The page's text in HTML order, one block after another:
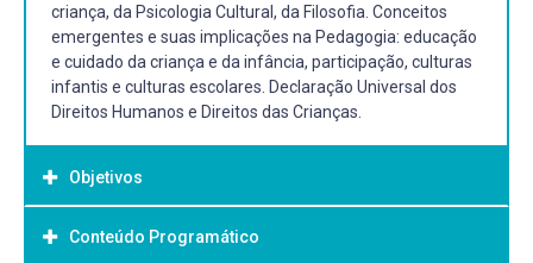
criança, da Psicologia Cultural, da Filosofia. Conceitos
emergentes e suas implicações na Pedagogia: educação
e cuidado da criança e da infância, participação, culturas
infantis e culturas escolares. Declaração Universal dos
Direitos Humanos e Direitos das Crianças.
Objetivos
Objetivo Geral:
Conteúdo Programático